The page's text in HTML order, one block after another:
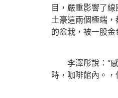
目，嚴重影響了
土豪這兩個極端
的盆栽，被一股
李澤彤說：“感
時，咖啡館內。